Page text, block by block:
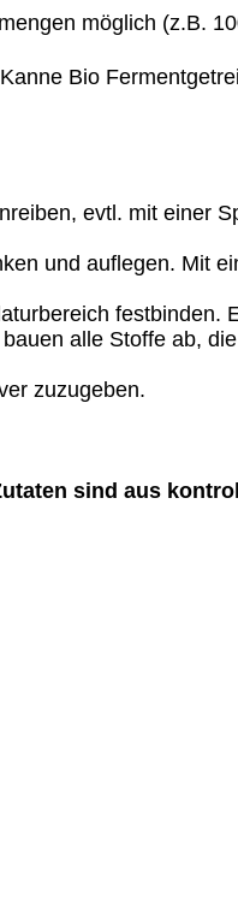
möglich (z.B.
Bio
evtl. mit einer
und auflegen. Mit
festbinden.
alle Stoffe ab,
zuzugeben.
sind aus